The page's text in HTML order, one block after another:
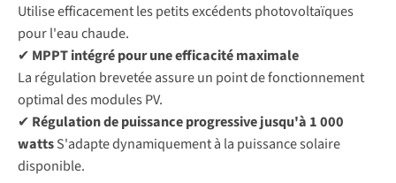
Utilise efficacement les petits excédents photovoltaïques
pour l'eau chaude.
✔ MPPT intégré pour une efficacité maximale
La régulation brevetée assure un point de fonctionnement
optimal des modules PV.
✔ Régulation de puissance progressive jusqu'à 1 000
wattsS'adapte dynamiquement à la puissance solaire
disponible.